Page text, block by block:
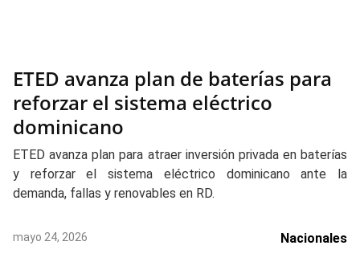
ETED avanza plan de baterías para
reforzar el sistema eléctrico
dominicano
ETED avanza plan para atraer inversión privada en baterías
y reforzar el sistema eléctrico dominicano ante la
demanda, fallas y renovables en RD.
mayo 24, 2026 Nacionales